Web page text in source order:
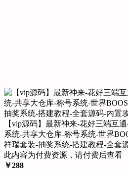
【vip源码】最新神来-花好三端互
系统-共享大仓库-称号系统-世界
祥瑞套装-抽奖系统-搭建教程-全套
此内容为付费资源，请付费后查看
￥288